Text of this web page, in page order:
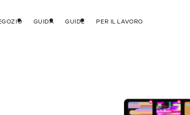
GUIDA GUIDE PER IL LAVORO